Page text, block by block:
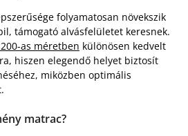
folyamatosan növekszik
támogató alvásfelületet keresnek.
as méretben különösen kedvelt
hiszen elegendő helyet biztosít
miközben optimális
matrac?